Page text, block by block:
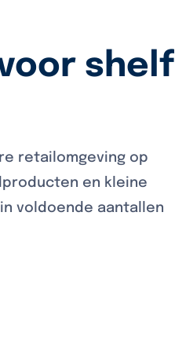
shelf
retailomgeving op
en kleine
voldoende aantallen